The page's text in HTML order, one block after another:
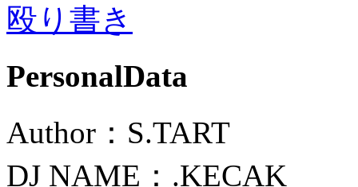
殴り書き
PersonalData
Author：S.TART
DJ NAME：.KECAK